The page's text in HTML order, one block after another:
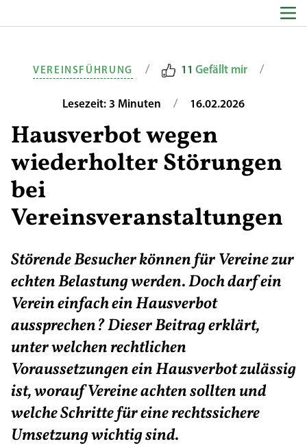
VEREINSFÜHRUNG / 11 Gefällt mir /
Lesezeit: 3 Minuten / 16.02.2026
Hausverbot wegen
wiederholter Störungen
bei
Vereinsveranstaltungen
Störende Besucher können für Vereine zur
echten Belastung werden. Doch darf ein
Verein einfach ein Hausverbot
aussprechen? Dieser Beitrag erklärt,
unter welchen rechtlichen
Voraussetzungen ein Hausverbot zulässig
ist, worauf Vereine achten sollten und
welche Schritte für eine rechtssichere
Umsetzung wichtig sind.